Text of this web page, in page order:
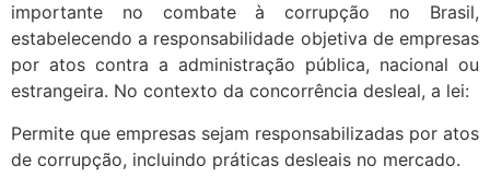
importante no combate à corrupção no Brasil,
estabelecendo a responsabilidade objetiva de empresas
por atos contra a administração pública, nacional ou
estrangeira. No contexto da concorrência desleal, a lei:
Permite que empresas sejam responsabilizadas por atos
de corrupção, incluindo práticas desleais no mercado.